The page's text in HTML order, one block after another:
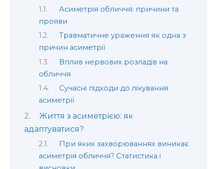
Асиметрія обличчя: причини та
прояви
Травматичне ураження як одна з
причин асиметрії
Вплив нервових розладів на
обличчя
Сучасні підходи до лікування
асиметрії
Життя з асиметрією: як
адаптуватися?
При яких захворюваннях виникає
асиметрія обличчя? Статистика і